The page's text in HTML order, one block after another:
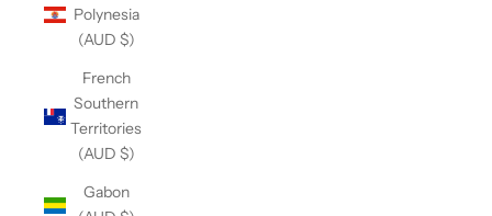
Polynesia
(AUD $)
French
Southern
Territories
(AUD $)
Gabon